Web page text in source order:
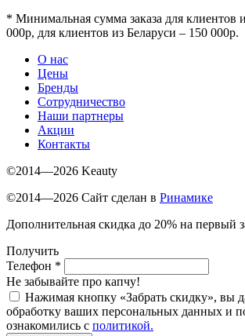
* Минимальная сумма заказа для клиентов
000р, для клиентов из Беларуси – 150 000р.
О нас
Цены
Бренды
Сотрудничество
Наши партнеры
Акции
Контакты
©2014—2026 Keauty
©2014—2026 Сайт сделан в Ринамике
Дополнительная скидка до 20% на первый
Получить
Телефон *
Не забывайте про капчу!
Нажимая кнопку «Забрать скидку», вы
обработку ваших персональных данных и
ознакомились с политикой.